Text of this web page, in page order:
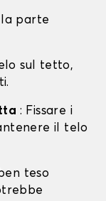
parte
sul tetto,
: Fissare i
il telo
teso